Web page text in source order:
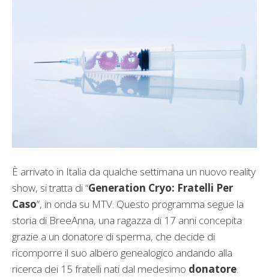
È arrivato in Italia da qualche settimana un nuovo reality
show, si tratta di “Generation Cryo: Fratelli Per
Caso”, in onda su MTV. Questo programma segue la
storia di BreeAnna, una ragazza di 17 anni concepita
grazie a un donatore di sperma, che decide di
ricomporre il suo albero genealogico andando alla
ricerca dei 15 fratelli nati dal medesimo donatore